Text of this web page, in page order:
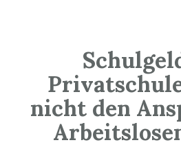
nicht den